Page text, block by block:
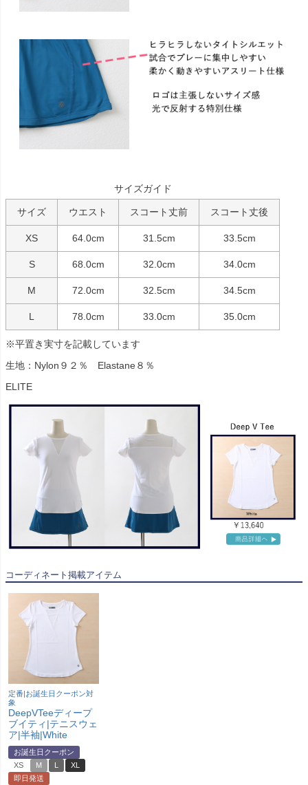
サイズガイド
サイズ ウエスト スコート丈前 スコート丈後
XS 64.0cm 31.5cm 33.5cm
S 68.0cm 32.0cm 34.0cm
M 72.0cm 32.5cm 34.5cm
L 78.0cm 33.0cm 35.0cm
※平置き実寸を記載しています
生地：Nylon９２％ Elastane８％
ELITE
コーディネート掲載アイテム
定番|お誕生日クーポン対
象
DeepVTeeディープ
ブイティ|テニスウェ
ア|半袖|White
お誕生日クーポン
XS
M L
XL
即日発送